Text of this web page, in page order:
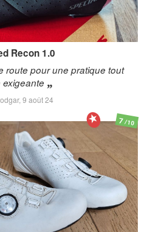
Recon 1.0
route pour une pratique tout
exigeante
9 août 24
7/10